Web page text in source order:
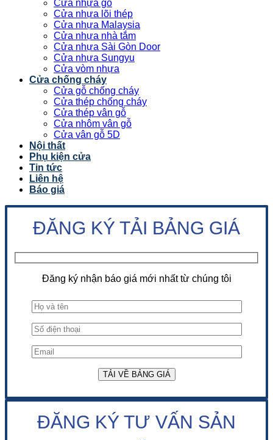
Cửa nhựa gỗ
Cửa nhựa lõi thép
Cửa nhựa Malaysia
Cửa nhựa nhà tắm
Cửa nhựa Sài Gòn Door
Cửa nhựa Sungyu
Cửa vòm nhựa
Cửa chống cháy
Cửa gỗ chống cháy
Cửa thép chống cháy
Cửa thép vân gỗ
Cửa nhôm vân gỗ
Cửa vân gỗ 5D
Nội thất
Phụ kiện cửa
Tin tức
Liên hệ
Báo giá
ĐĂNG KÝ TẢI BẢNG GIÁ
Đăng ký nhận báo giá mới nhất từ chúng tôi
ĐĂNG KÝ TƯ VẤN SẢN